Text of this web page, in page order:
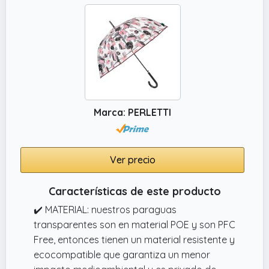
Marca: PERLETTI
Ver precio
Características de este producto
✔️ MATERIAL: nuestros paraguas
transparentes son en material POE y son PFC
Free, entonces tienen un material resistente y
ecocompatible que garantiza un menor